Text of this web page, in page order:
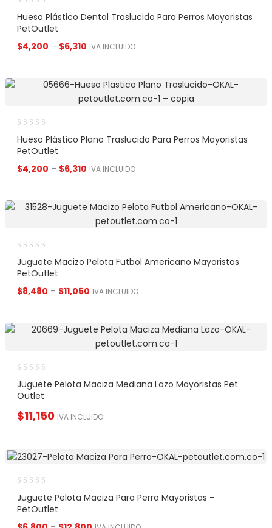
Hueso Plástico Dental Traslucido Para Perros Mayoristas
PetOutlet
$4,200 – $6,310 IVA INCLUIDO
Hueso Plástico Plano Traslucido Para Perros Mayoristas
PetOutlet
$4,200 – $6,310 IVA INCLUIDO
Juguete Macizo Pelota Futbol Americano Mayoristas
PetOutlet
$8,480 – $11,050 IVA INCLUIDO
Juguete Pelota Maciza Mediana Lazo Mayoristas Pet
Outlet
$11,150 IVA INCLUIDO
Juguete Pelota Maciza Para Perro Mayoristas –
PetOutlet